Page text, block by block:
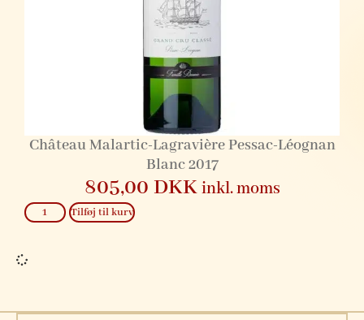
Château Malartic-Lagravière Pessac-Léognan
Blanc 2017
805,00 DKK inkl. moms
Tilføj til kurv